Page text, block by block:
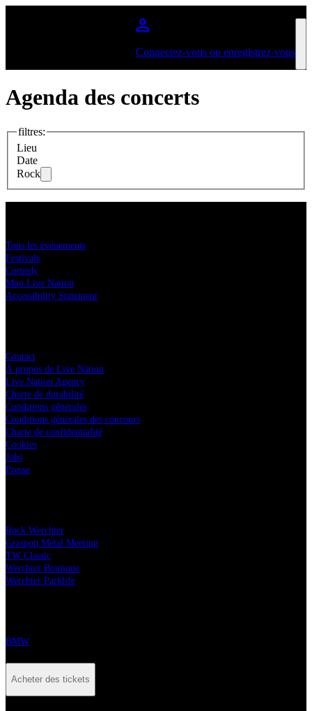
Connectez-vous ou enregistrez-vous
Agenda des concerts
filtres:
Lieu
Date
Rock
Tous les événements
Festivals
Comedy
Mon Live Nation
Accessibility Statement
Contact
À propos de Live Nation
Live Nation Agency
Charte de durabilité
Conditions générales
Conditions générales des concours
Charte de confidentialité
Cookies
Jobs
Presse
Rock Werchter
Graspop Metal Meeting
TW Classic
Werchter Boutique
Werchter Parklife
BMW
Acheter des tickets